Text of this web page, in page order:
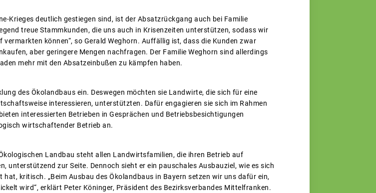
Krieges deutlich gestiegen sind, ist der Absatzrückgang auch bei Familie
treue Stammkunden, die uns auch in Krisenzeiten unterstützen, sodass wir
können“, so Gerald Weghorn. Auffällig ist, dass die Kunden zwar
aber geringere Mengen nachfragen. Der Familie Weghorn sind allerdings
mehr mit den Absatzeinbußen zu kämpfen haben.
des Ökolandbaus ein. Deswegen möchten sie Landwirte, die sich für eine
interessieren, unterstützten. Dafür engagieren sie sich im Rahmen
interessierten Betrieben in Gesprächen und Betriebsbesichtigungen
wirtschaftender Betrieb an.
Landbau steht allen Landwirtsfamilien, die ihren Betrieb auf
unterstützend zur Seite. Dennoch sieht er ein pauschales Ausbauziel, wie es sich
kritisch. „Beim Ausbau des Ökolandbaus in Bayern setzen wir uns dafür ein,
wird“, erklärt Peter Köninger, Präsident des Bezirksverbandes Mittelfranken.